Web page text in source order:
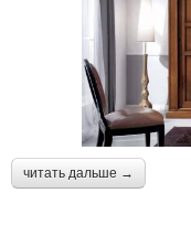
читать дальше →